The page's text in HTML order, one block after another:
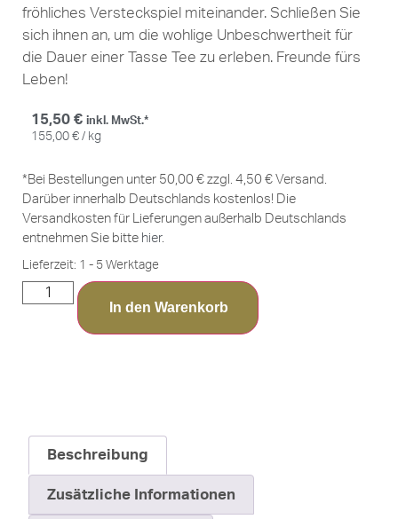
fröhliches Versteckspiel miteinander. Schließen Sie
sich ihnen an, um die wohlige Unbeschwertheit für
die Dauer einer Tasse Tee zu erleben. Freunde fürs
Leben!
15,50 € inkl. MwSt.*
155,00 € / kg
*Bei Bestellungen unter 50,00 € zzgl. 4,50 € Versand.
Darüber innerhalb Deutschlands kostenlos! Die
Versandkosten für Lieferungen außerhalb Deutschlands
entnehmen Sie bitte hier.
Lieferzeit: 1 - 5 Werktage
In den Warenkorb
Beschreibung
Zusätzliche Informationen